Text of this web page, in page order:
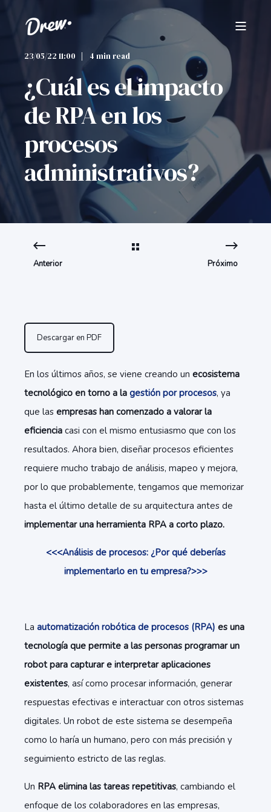
23/05/22 11:00 4 min read
¿Cuál es el impacto
de RPA en los
procesos
administrativos?
Anterior Próximo
Descargar en PDF
En los últimos años, se viene creando un ecosistema
tecnológico en torno a la gestión por procesos, ya
que las empresas han comenzado a valorar la
eficiencia casi con el mismo entusiasmo que con los
resultados. Ahora bien, diseñar procesos eficientes
requiere mucho trabajo de análisis, mapeo y mejora,
por lo que probablemente, tengamos que memorizar
hasta el último detalle de su arquitectura antes de
implementar una herramienta RPA a corto plazo.
<<<Análisis de procesos: ¿Por qué deberías
implementarlo en tu empresa?>>>
La automatización robótica de procesos (RPA) es una
tecnología que permite a las personas programar un
robot para capturar e interpretar aplicaciones
existentes, así como procesar información, generar
respuestas efectivas e interactuar con otros sistemas
digitales. Un robot de este sistema se desempeña
como lo haría un humano, pero con más precisión y
seguimiento estricto de las reglas.
Un RPA elimina las tareas repetitivas, cambiando el
enfoque de los colaboradores en las empresas,